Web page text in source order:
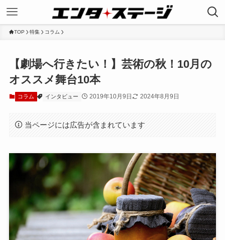
TOP 特集 コラム
【劇場へ行きたい！】芸術の秋！10月の
オススメ舞台10本
コラム インタビュー 2019年10月9日 2024年8月9日
当ページには広告が含まれています